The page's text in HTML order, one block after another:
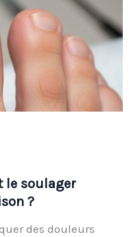
le soulager
?
des douleurs